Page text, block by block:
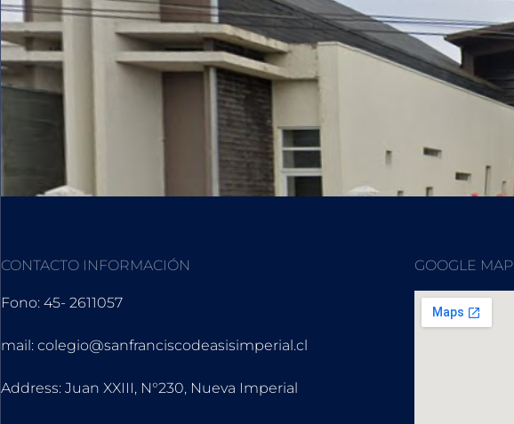
CONTACTO INFORMACIÓN
Fono: 45- 2611057
mail: colegio@sanfranciscodeasisimperial.cl
Address: Juan XXIII, N°230, Nueva Imperial
GOOGLE MAP